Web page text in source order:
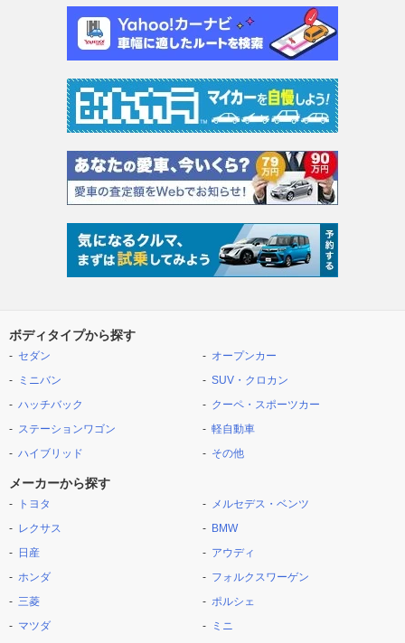
ボディタイプから探す
セダン
ミニバン
ハッチバック
ステーションワゴン
ハイブリッド
オープンカー
SUV・クロカン
クーペ・スポーツカー
軽自動車
その他
メーカーから探す
トヨタ
レクサス
日産
ホンダ
三菱
マツダ
メルセデス・ベンツ
BMW
アウディ
フォルクスワーゲン
ポルシェ
ミニ